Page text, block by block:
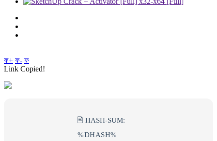
ফ+ ফ- ফ
Link Copied!
🖹 HASH-SUM:
%DHASH%